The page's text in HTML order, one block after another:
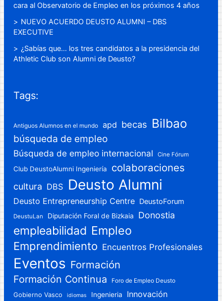
cara al Observatorio de Empleo en los próximos 4 años
NUEVO ACUERDO DEUSTO ALUMNI – DBS
EXECUTIVE
¿Sabías que… los tres candidatos a la presidencia del
Athletic Club son Alumni de Deusto?
Tags:
Antiguos Alumnos en el mundo apd becas Bilbao
búsqueda de empleo
Búsqueda de empleo internacional Cine Fórum
Club DeustoAlumni Ingeniería colaboraciones
cultura DBS Deusto Alumni
Deusto Entrepreneurship Centre DeustoForum
DeustuLan Diputación Foral de Bizkaia Donostia
empleabilidad Empleo
Emprendimiento Encuentros Profesionales
Eventos Formación
Formación Continua Foro de Empleo Deusto
Gobierno Vasco idiomas Ingenieria Innovación